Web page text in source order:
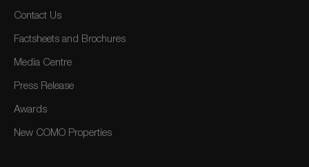
Contact Us
Factsheets and Brochures
Media Centre
Press Release
Awards
New COMO Properties